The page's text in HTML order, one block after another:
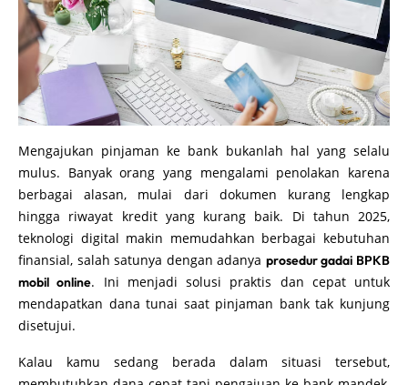
Mengajukan pinjaman ke bank bukanlah hal yang selalu
mulus. Banyak orang yang mengalami penolakan karena
berbagai alasan, mulai dari dokumen kurang lengkap
hingga riwayat kredit yang kurang baik. Di tahun 2025,
teknologi digital makin memudahkan berbagai kebutuhan
finansial, salah satunya dengan adanya prosedur gadai BPKB
mobil online. Ini menjadi solusi praktis dan cepat untuk
mendapatkan dana tunai saat pinjaman bank tak kunjung
disetujui.
Kalau kamu sedang berada dalam situasi tersebut,